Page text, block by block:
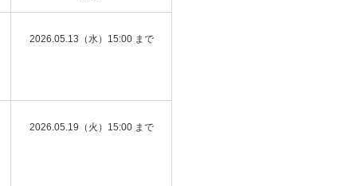
2026.05.13（水）15:00 まで
2026.05.19（火）15:00 まで